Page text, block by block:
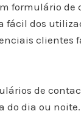
formulário de
fácil dos
clientes
de
do dia ou noite.